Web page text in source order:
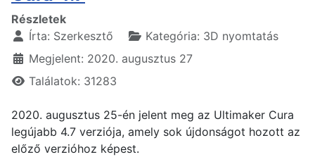
Részletek
Írta: Szerkesztő Kategória: 3D nyomtatás
Megjelent: 2020. augusztus 27
Találatok: 31283
2020. augusztus 25-én jelent meg az Ultimaker Cura
legújabb 4.7 verziója, amely sok újdonságot hozott az
előző verzióhoz képest.